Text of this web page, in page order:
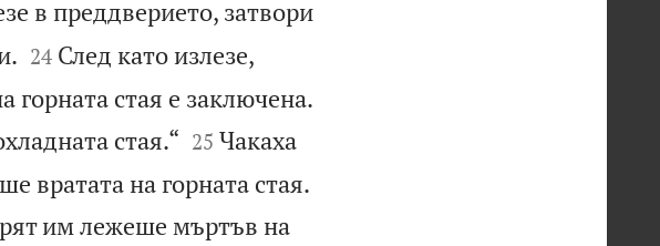
в преддверието, затвори

24 След като излезе,
горната стая е заключена.
стая.“
25 Чакаха
вратата на горната стая.
им лежеше мъртъв на